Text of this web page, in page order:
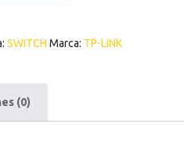
SWITCH Marca: TP-LINK
(0)